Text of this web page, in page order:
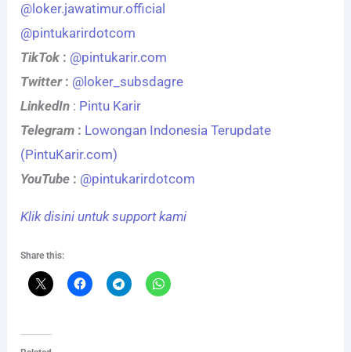
@loker.jawatimur.official
@pintukarirdotcom
TikTok : @pintukarir.com
Twitter: @loker_subsdagre
LinkedIn : Pintu Karir
Telegram : Lowongan Indonesia Terupdate
(PintuKarir.com)
YouTube : @pintukarirdotcom
Klik disini untuk support kami
Share this: